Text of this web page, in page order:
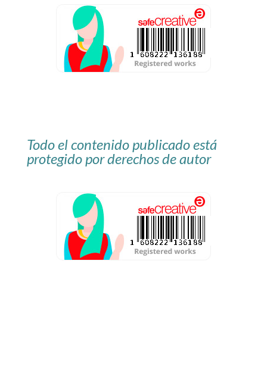
Todo el contenido publicado está
protegido por derechos de autor